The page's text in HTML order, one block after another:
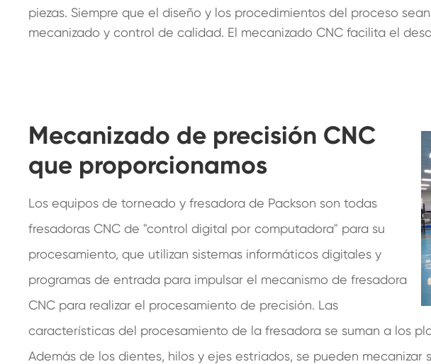
piezas. Siempre que el diseño y los procedimientos del proceso
mecanizado y control de calidad. El mecanizado CNC facilita el
Mecanizado de precisión CNC
que proporcionamos
Los equipos de torneado y fresadora de Packson son todas
fresadoras CNC de "control digital por computadora" para su
procesamiento, que utilizan sistemas informáticos digitales y
programas de entrada para impulsar el mecanismo de fresadora
CNC para realizar el procesamiento de precisión. Las
características del procesamiento de la fresadora se suman a los
Además de los dientes, hilos y ejes estriados, se pueden mecanizar